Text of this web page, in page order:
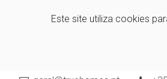
Este site utiliza cookies